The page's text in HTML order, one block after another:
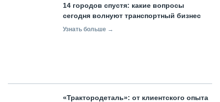
14 городов спустя: какие вопросы
сегодня волнуют транспортный бизнес
Узнать больше →
«Трактородеталь»: от клиентского опыта